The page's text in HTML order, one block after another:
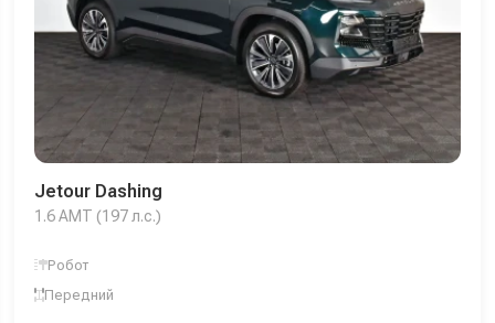
Jetour Dashing
1.6 AMT (197 л.с.)
Робот
Передний